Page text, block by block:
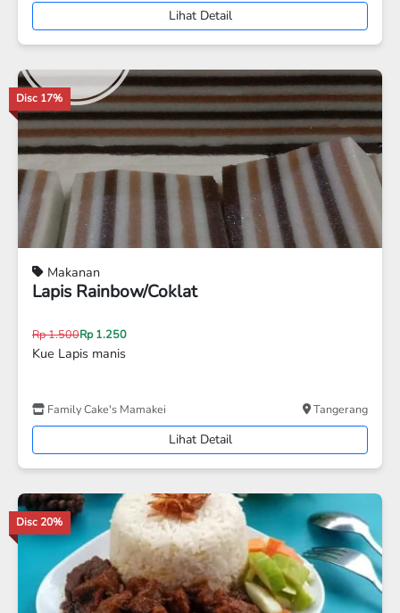
Lihat Detail
Disc 29%
Makanan
Kolak
Rp 7.000Rp 5.000
Pawon Mba Ita KAB. BOGOR
Lihat Detail
Disc 9%